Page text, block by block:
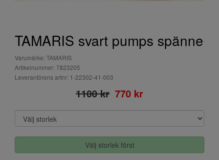
TAMARIS svart pumps spänne
Varumärke: TAMARIS
Artikelnummer: 7823205
Leverantörens artnr: 1-22302-41-003
1100 kr 770 kr
Välj storlek först